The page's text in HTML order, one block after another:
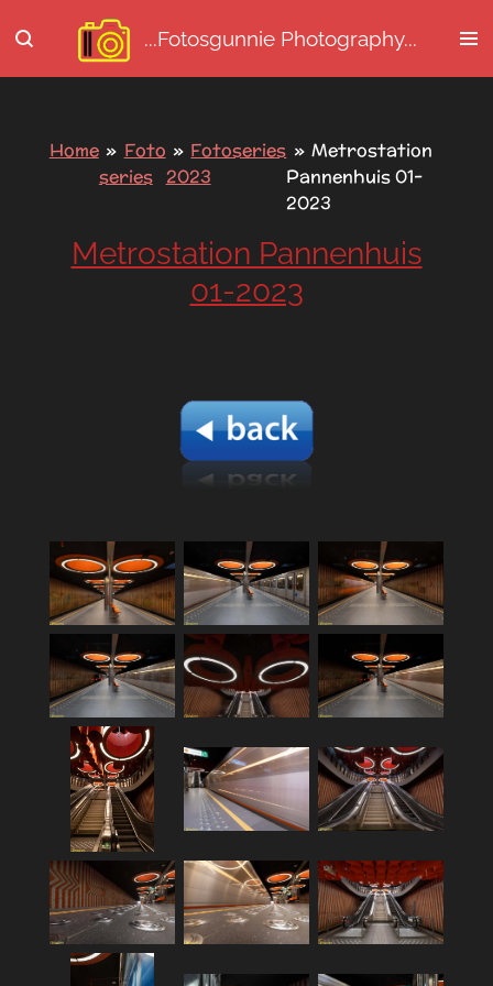
direct
naar
...Fotosgunnie Photography...
Home » Foto
series
» Fotoseries
2023
» Metrostation
Pannenhuis 01-
2023
Metrostation Pannenhuis
01-2023